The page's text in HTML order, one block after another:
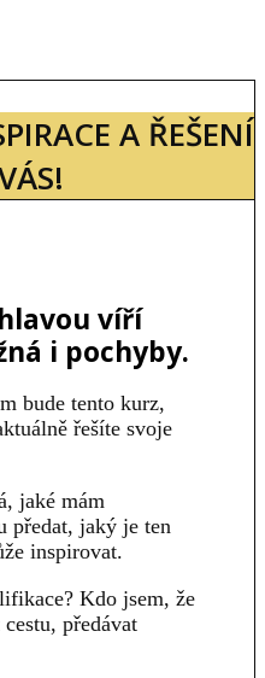
A ŘEŠENÍ
víří
i pochyby.
bude tento kurz,
řešíte svoje
jaké mám
předat, jaký je ten
inspirovat.
Kdo jsem, že
předávat